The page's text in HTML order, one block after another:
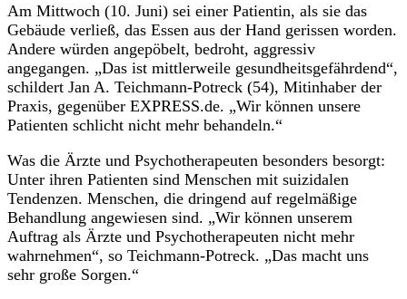
Am Mittwoch (10. Juni) sei einer Patientin, als sie das
Gebäude verließ, das Essen aus der Hand gerissen worden.
Andere würden angepöbelt, bedroht, aggressiv
angegangen. „Das ist mittlerweile gesundheitsgefährdend“,
schildert Jan A. Teichmann-Potreck (54), Mitinhaber der
Praxis, gegenüber EXPRESS.de. „Wir können unsere
Patienten schlicht nicht mehr behandeln.“
Was die Ärzte und Psychotherapeuten besonders besorgt:
Unter ihren Patienten sind Menschen mit suizidalen
Tendenzen. Menschen, die dringend auf regelmäßige
Behandlung angewiesen sind. „Wir können unserem
Auftrag als Ärzte und Psychotherapeuten nicht mehr
wahrnehmen“, so Teichmann-Potreck. „Das macht uns
sehr große Sorgen.“